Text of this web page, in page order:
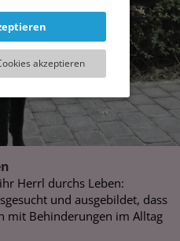
externen Services
Cookies zustimmen,
für die korrekte
Sie, dass bei der
ggf. nicht alle
akzeptieren
Herrl durchs Leben:
und ausgebildet, dass
mit Behinderungen im Alltag